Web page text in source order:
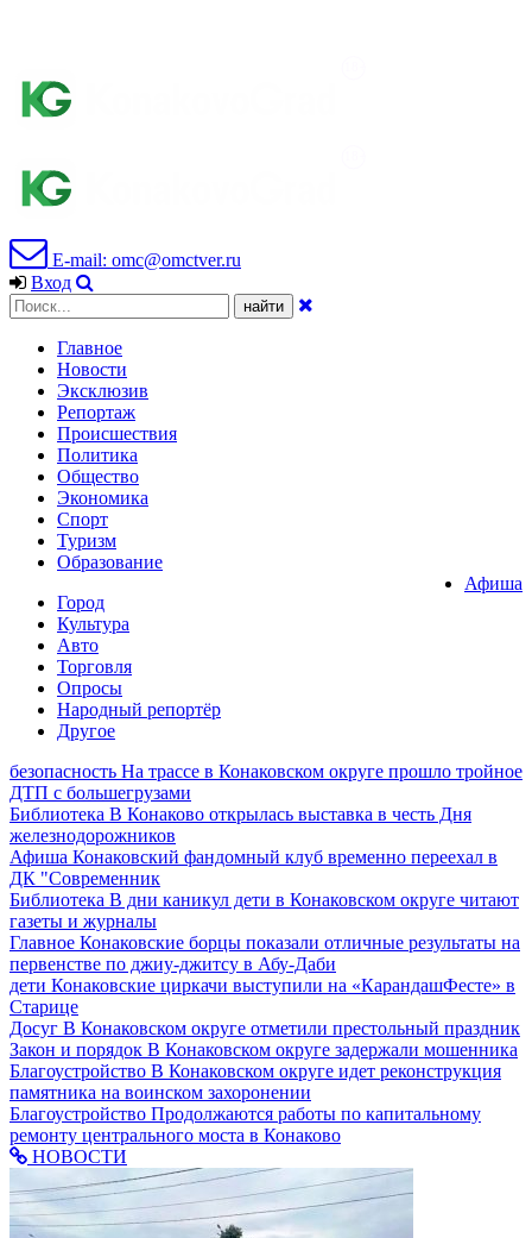
E-mail: omc@omctver.ru
Вход
Главное
Новости
Эксклюзив
Репортаж
Происшествия
Политика
Общество
Экономика
Спорт
Туризм
Образование
Афиша
Город
Культура
Авто
Торговля
Опросы
Народный репортёр
Другое
безопасность На трассе в Конаковском округе прошло тройное
ДТП с большегрузами
Библиотека В Конаково открылась выставка в честь Дня
железнодорожников
Афиша Конаковский фандомный клуб временно переехал в
ДК "Современник
Библиотека В дни каникул дети в Конаковском округе читают
газеты и журналы
Главное Конаковские борцы показали отличные результаты на
первенстве по джиу-джитсу в Абу-Даби
дети Конаковские циркачи выступили на «КарандашФесте» в
Старице
Досуг В Конаковском округе отметили престольный праздник
Закон и порядок В Конаковском округе задержали мошенника
Благоустройство В Конаковском округе идет реконструкция
памятника на воинском захоронении
Благоустройство Продолжаются работы по капитальному
ремонту центрального моста в Конаково
НОВОСТИ